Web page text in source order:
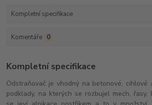
Kompletní specifikace
Komentáře 0
Kompletní specifikace
Odstraňovač je vhodný na betonové, cihlové
podklady, na kterých se rozbujel mech, řasy,